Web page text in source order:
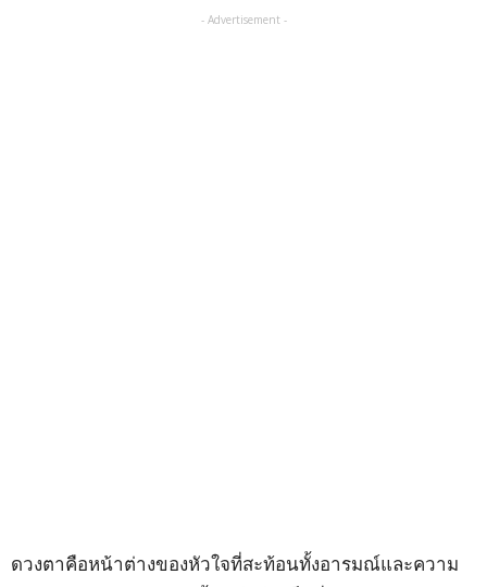
- Advertisement -
ดวงตาคือหน้าต่างของหัวใจที่สะท้อนทั้งอารมณ์และความ